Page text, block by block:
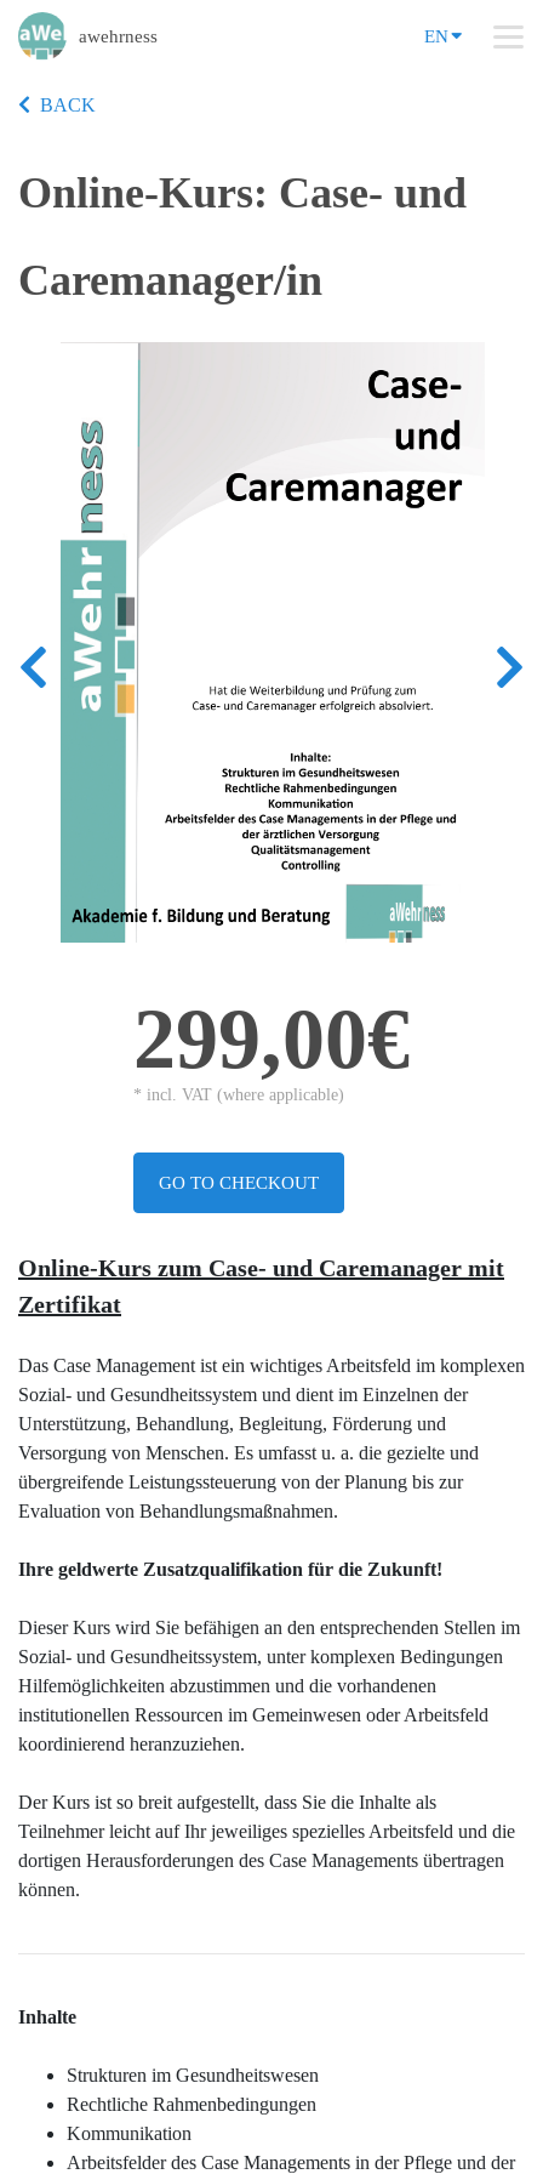
awehrness EN
BACK
Online-Kurs: Case- und
Caremanager/in
299,00€
* incl. VAT (where applicable)
GO TO CHECKOUT
Online-Kurs zum Case- und Caremanager mit
Zertifikat
Das Case Management ist ein wichtiges Arbeitsfeld im komplexen
Sozial- und Gesundheitssystem und dient im Einzelnen der
Unterstützung, Behandlung, Begleitung, Förderung und
Versorgung von Menschen. Es umfasst u. a. die gezielte und
übergreifende Leistungssteuerung von der Planung bis zur
Evaluation von Behandlungsmaßnahmen.
Ihre geldwerte Zusatzqualifikation für die Zukunft!
Dieser Kurs wird Sie befähigen an den entsprechenden Stellen im
Sozial- und Gesundheitssystem, unter komplexen Bedingungen
Hilfemöglichkeiten abzustimmen und die vorhandenen
institutionellen Ressourcen im Gemeinwesen oder Arbeitsfeld
koordinierend heranzuziehen.
Der Kurs ist so breit aufgestellt, dass Sie die Inhalte als
Teilnehmer leicht auf Ihr jeweiliges spezielles Arbeitsfeld und die
dortigen Herausforderungen des Case Managements übertragen
können.
Inhalte
Strukturen im Gesundheitswesen
Rechtliche Rahmenbedingungen
Kommunikation
Arbeitsfelder des Case Managements in der Pflege und der